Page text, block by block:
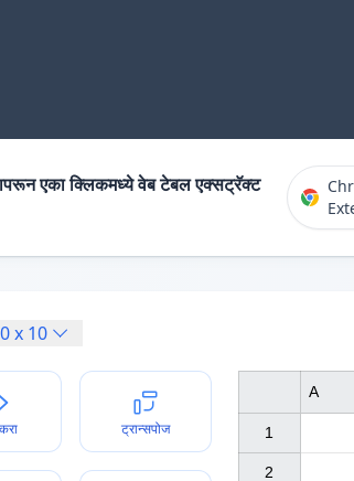
एका क्लिकमध्ये वेब टेबल एक्सट्रॅक्ट
x 10
ट्रान्सपोज 1
2
A